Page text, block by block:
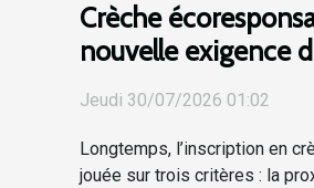
Crèche
nouvelle exigence
parents lors de
Jeudi 30/07/2026 01:02
Longtemps, l’inscription en
jouée sur trois critères : la